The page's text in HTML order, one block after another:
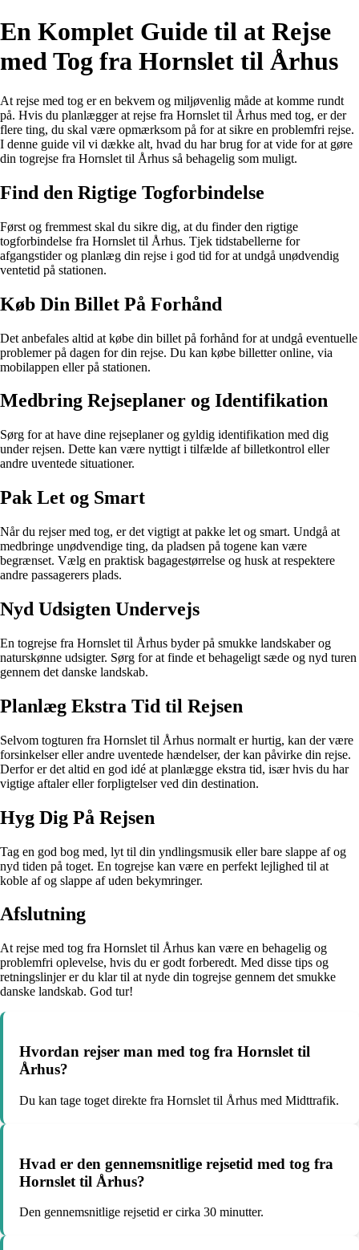
En Komplet Guide til at Rejse
med Tog fra Hornslet til Århus
At rejse med tog er en bekvem og miljøvenlig måde at komme rundt
på. Hvis du planlægger at rejse fra Hornslet til Århus med tog, er der
flere ting, du skal være opmærksom på for at sikre en problemfri rejse.
I denne guide vil vi dække alt, hvad du har brug for at vide for at gøre
din togrejse fra Hornslet til Århus så behagelig som muligt.
Find den Rigtige Togforbindelse
Først og fremmest skal du sikre dig, at du finder den rigtige
togforbindelse fra Hornslet til Århus. Tjek tidstabellerne for
afgangstider og planlæg din rejse i god tid for at undgå unødvendig
ventetid på stationen.
Køb Din Billet På Forhånd
Det anbefales altid at købe din billet på forhånd for at undgå eventuelle
problemer på dagen for din rejse. Du kan købe billetter online, via
mobilappen eller på stationen.
Medbring Rejseplaner og Identifikation
Sørg for at have dine rejseplaner og gyldig identifikation med dig
under rejsen. Dette kan være nyttigt i tilfælde af billetkontrol eller
andre uventede situationer.
Pak Let og Smart
Når du rejser med tog, er det vigtigt at pakke let og smart. Undgå at
medbringe unødvendige ting, da pladsen på togene kan være
begrænset. Vælg en praktisk bagagestørrelse og husk at respektere
andre passagerers plads.
Nyd Udsigten Undervejs
En togrejse fra Hornslet til Århus byder på smukke landskaber og
naturskønne udsigter. Sørg for at finde et behageligt sæde og nyd turen
gennem det danske landskab.
Planlæg Ekstra Tid til Rejsen
Selvom togturen fra Hornslet til Århus normalt er hurtig, kan der være
forsinkelser eller andre uventede hændelser, der kan påvirke din rejse.
Derfor er det altid en god idé at planlægge ekstra tid, især hvis du har
vigtige aftaler eller forpligtelser ved din destination.
Hyg Dig På Rejsen
Tag en god bog med, lyt til din yndlingsmusik eller bare slappe af og
nyd tiden på toget. En togrejse kan være en perfekt lejlighed til at
koble af og slappe af uden bekymringer.
Afslutning
At rejse med tog fra Hornslet til Århus kan være en behagelig og
problemfri oplevelse, hvis du er godt forberedt. Med disse tips og
retningslinjer er du klar til at nyde din togrejse gennem det smukke
danske landskab. God tur!
Hvordan rejser man med tog fra Hornslet til
Århus?
Du kan tage toget direkte fra Hornslet til Århus med Midttrafik.
Hvad er den gennemsnitlige rejsetid med tog fra
Hornslet til Århus?
Den gennemsnitlige rejsetid er cirka 30 minutter.